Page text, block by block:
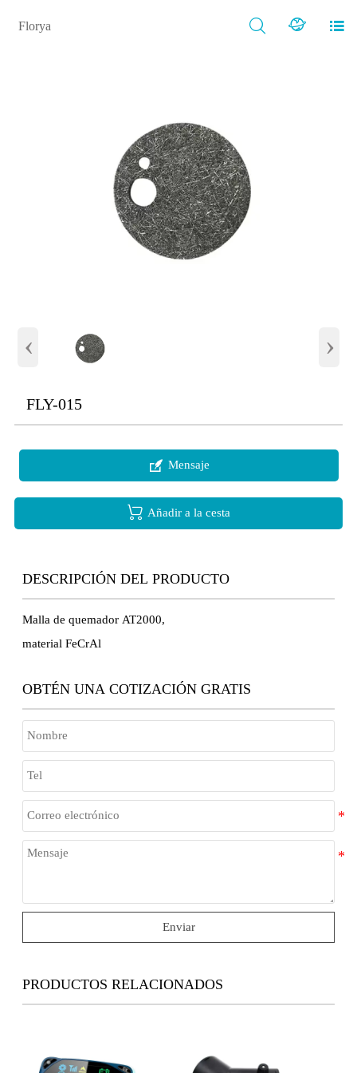
Florya   
‹ ›
FLY-015
 Mensaje
 Añadir a la cesta
DESCRIPCIÓN DEL PRODUCTO
Malla de quemador AT2000,
material FeCrAl
OBTÉN UNA COTIZACIÓN GRATIS
Enviar
PRODUCTOS RELACIONADOS